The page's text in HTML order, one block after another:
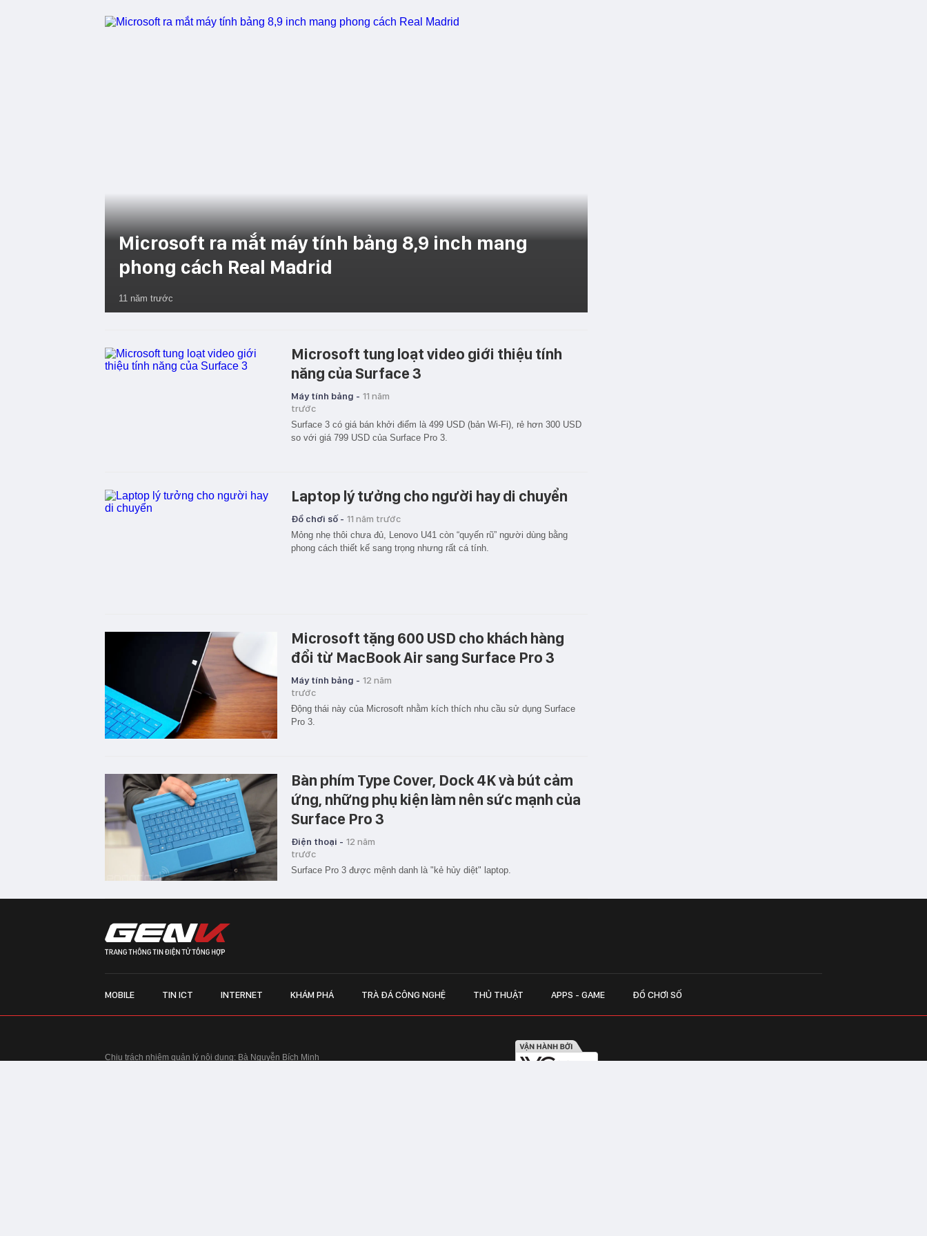
Microsoft ra mắt máy tính bảng 8,9 inch mang
phong cách Real Madrid
11 năm trước
Microsoft tung loạt video giới thiệu tính
năng của Surface 3
Máy tính bảng - 11 năm
trước
Surface 3 có giá bán khởi điểm là 499 USD (bản Wi-Fi), rẻ hơn 300 USD
so với giá 799 USD của Surface Pro 3.
Laptop lý tưởng cho người hay di chuyển
Đồ chơi số - 11 năm trước
Mỏng nhẹ thôi chưa đủ, Lenovo U41 còn “quyến rũ” người dùng bằng
phong cách thiết kế sang trọng nhưng rất cá tính.
Microsoft tặng 600 USD cho khách hàng
đổi từ MacBook Air sang Surface Pro 3
Máy tính bảng - 12 năm
trước
Động thái này của Microsoft nhằm kích thích nhu cầu sử dụng Surface
Pro 3.
Bàn phím Type Cover, Dock 4K và bút cảm
ứng, những phụ kiện làm nên sức mạnh của
Surface Pro 3
Điện thoại - 12 năm
trước
Surface Pro 3 được mệnh danh là "kẻ hủy diệt" laptop.
MOBILE TIN ICT INTERNET KHÁM PHÁ TRÀ ĐÁ CÔNG NGHỆ THỦ THUẬT APPS - GAME ĐỒ CHƠI SỐ
Chịu trách nhiệm quản lý nội dung: Bà Nguyễn Bích Minh